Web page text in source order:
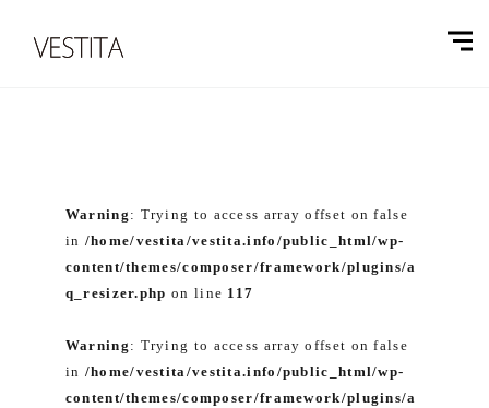
Warning : Trying to access array offset on false
in /home/vestita/vestita.info/public_html/wp-
content/themes/composer/framework/plugins/a
q_resizer.php on line 117
Warning : Trying to access array offset on false
in /home/vestita/vestita.info/public_html/wp-
content/themes/composer/framework/plugins/a